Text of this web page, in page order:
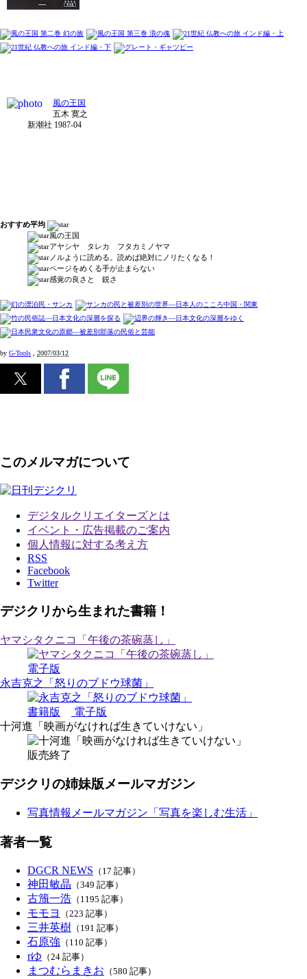
風の王国
五木 寛之
新潮社 1987-04
おすすめ平均
風の王国
アヤシヤ タレカ フタカミノヤマ
ノルように読める。読めば絶対にノリたくなる！
ページをめくる手が止まらない
感覚の良さと 鋭さ
by G-Tools 2007/03/12
このメルマガについて
デジタルクリエイターズとは
イベント・広告掲載のご案内
個人情報に対する考え方
RSS
Facebook
Twitter
デジクリから生まれた書籍！
ヤマシタクニコ「午後の茶碗蒸し」
電子版
永吉克之「怒りのブドウ球菌」
書籍版
電子版
十河進「映画がなければ生きていけない」
販売終了
デジクリの姉妹版メールマガジン
写真情報メールマガジン「写真を楽しむ生活」
著者一覧
DGCR NEWS （17 記事）
神田敏晶 （349 記事）
古籏一浩 （1195 記事）
モモヨ （223 記事）
三井英樹 （191 記事）
石原強 （110 記事）
rゆ （24 記事）
まつむらまきお （580 記事）